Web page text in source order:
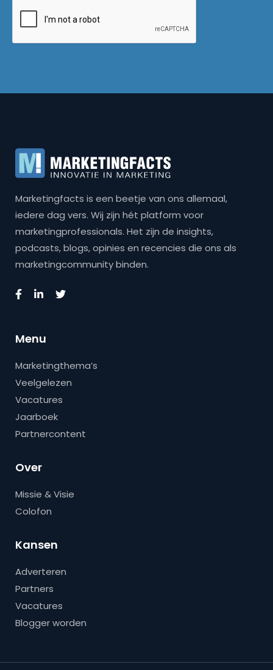
Marketingfacts is een beetje van ons allemaal,
iedere dag vers. Wij zijn hét platform voor
marketingprofessionals. Het zijn de insights,
podcasts, blogs, opinies en recencies die ons als
marketingcommunity binden.
Menu
Marketingthema’s
Veelgelezen
Vacatures
Jaarboek
Partnercontent
Over
Missie & Visie
Colofon
Kansen
Adverteren
Partners
Vacatures
Blogger worden